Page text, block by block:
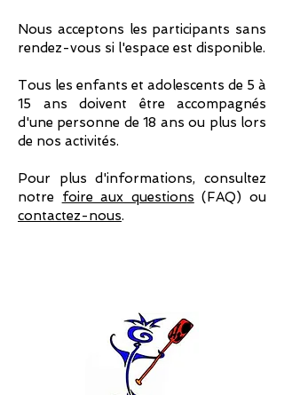
Nous acceptons les participants sans
rendez-vous si l'espace est disponible.
Tous les enfants et adolescents de 5 à
15 ans doivent être accompagnés
d'une personne de 18 ans ou plus lors
de nos activités.
Pour plus d'informations, consultez
notre foire aux questions (FAQ) ou
contactez-nous.